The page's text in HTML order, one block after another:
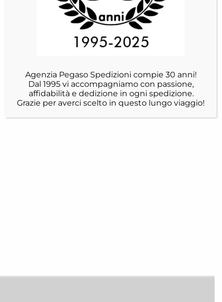
Agenzia Pegaso Spedizioni compie 30 anni!
Dal 1995 vi accompagniamo con passione,
affidabilità e dedizione in ogni spedizione.
Grazie per averci scelto in questo lungo viaggio!